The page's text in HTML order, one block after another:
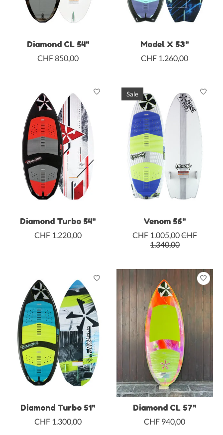
Diamond CL 54"
CHF 850,00
Model X 53"
CHF 1.260,00
Diamond Turbo 54"
CHF 1.220,00
Sale
Venom 56"
CHF 1.005,00CHF
1.340,00
Diamond Turbo 51"
CHF 1.300,00
Diamond CL 57"
CHF 940,00